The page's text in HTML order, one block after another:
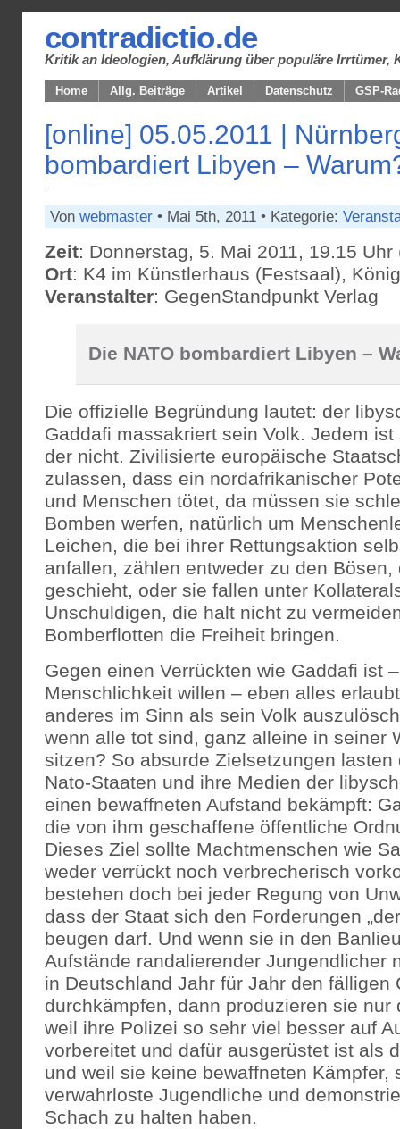
contradictio.de
Kritik an Ideologien, Aufklärung über populäre Irrtümer,
Home Allg. Beiträge Artikel Datenschutz GSP-
[online] 05.05.2011 |
bombardiert Libyen –
Von webmaster • Mai 5th, 2011 • Kategorie:
Zeit: Donnerstag, 5. Mai 2011, 19.15 Uhr
Ort: K4 im Künstlerhaus (Festsaal),
Veranstalter: GegenStandpunkt Verlag
Die NATO bombardiert Libyen –
Die offizielle Begründung lautet: der
Gaddafi massakriert sein Volk. Jedem
der nicht. Zivilisierte europäische
zulassen, dass ein nordafrikanischer
und Menschen tötet, da müssen sie
Bomben werfen, natürlich um
Leichen, die bei ihrer Rettungsaktion
anfallen, zählen entweder zu den Bösen,
geschieht, oder sie fallen unter
Unschuldigen, die halt nicht zu
Bomberflotten die Freiheit bringen.
Gegen einen Verrückten wie Gaddafi ist
Menschlichkeit willen – eben alles
anderes im Sinn als sein Volk
wenn alle tot sind, ganz alleine in seiner
sitzen? So absurde Zielsetzungen
Nato-Staaten und ihre Medien der
einen bewaffneten Aufstand bekämpft:
die von ihm geschaffene öffentliche
Dieses Ziel sollte Machtmenschen wie
weder verrückt noch verbrecherisch
bestehen doch bei jeder Regung von
dass der Staat sich den Forderungen
beugen darf. Und wenn sie in den
Aufstände randalierender Jungendlicher
in Deutschland Jahr für Jahr den fälligen
durchkämpfen, dann produzieren sie nur
weil ihre Polizei so sehr viel besser auf
vorbereitet und dafür ausgerüstet ist als
und weil sie keine bewaffneten Kämpfer,
verwahrloste Jugendliche und
Schach zu halten haben.